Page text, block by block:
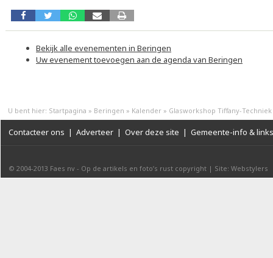
Bekijk alle evenementen in Beringen
Uw evenement toevoegen aan de agenda van Beringen
U bent hier: Startpagina » Beringen » Kalender » Glasworkshop Tiffany-Techniek
Contacteer ons | Adverteer | Over deze site | Gemeente-info & links
© 2004-2013 Faes nv - Op de artikels en foto’s rust copyright | Site: Webstylers